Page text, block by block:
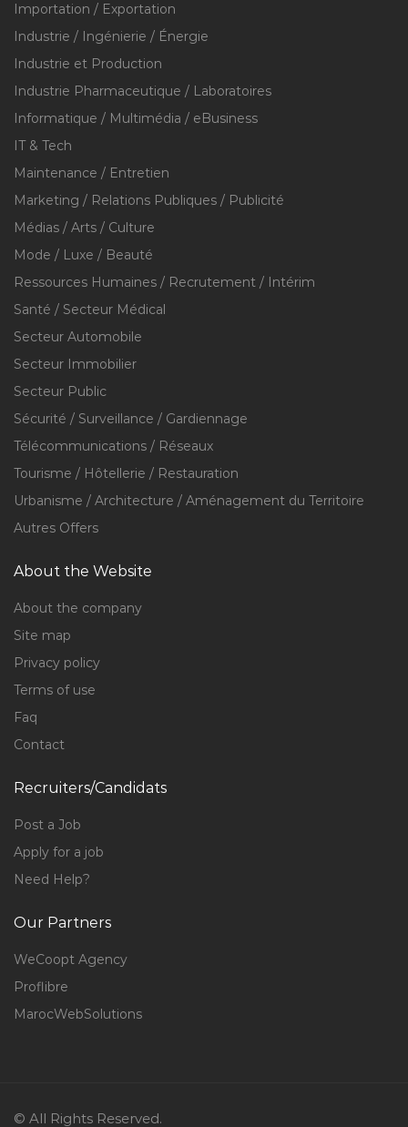
Importation / Exportation
Industrie / Ingénierie / Énergie
Industrie et Production
Industrie Pharmaceutique / Laboratoires
Informatique / Multimédia / eBusiness
IT & Tech
Maintenance / Entretien
Marketing / Relations Publiques / Publicité
Médias / Arts / Culture
Mode / Luxe / Beauté
Ressources Humaines / Recrutement / Intérim
Santé / Secteur Médical
Secteur Automobile
Secteur Immobilier
Secteur Public
Sécurité / Surveillance / Gardiennage
Télécommunications / Réseaux
Tourisme / Hôtellerie / Restauration
Urbanisme / Architecture / Aménagement du Territoire
Autres Offers
About the Website
About the company
Site map
Privacy policy
Terms of use
Faq
Contact
Recruiters/Candidats
Post a Job
Apply for a job
Need Help?
Our Partners
WeCoopt Agency
Proflibre
MarocWebSolutions
© All Rights Reserved.